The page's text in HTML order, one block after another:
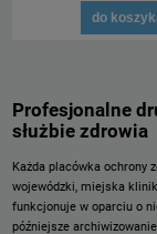
do
Profesjonalne
służbie zdrowia
Każda placówka ochrony
wojewódzki, miejska
funkcjonuje w oparciu o
późniejsze